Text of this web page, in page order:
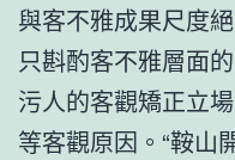
與客不雅成果尺度
只斟酌客不雅層面
污人的客觀矯正立
等客觀原因。“鞍山